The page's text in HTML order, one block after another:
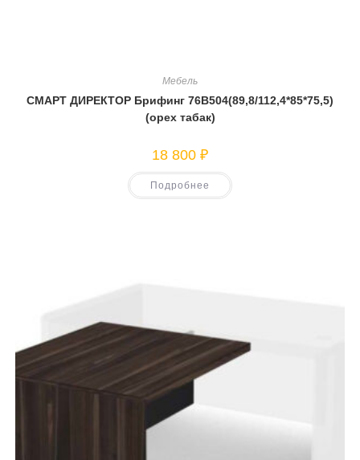
Мебель
СМАРТ ДИРЕКТОР Брифинг 76В504(89,8/112,4*85*75,5)
(орех табак)
18 800 ₽
Подробнее